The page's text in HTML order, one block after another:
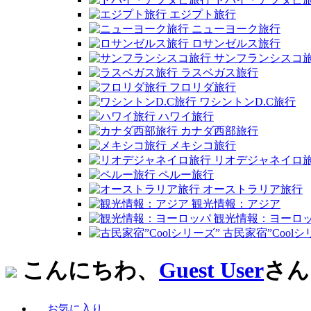
エジプト旅行
ニューヨーク旅行
ロサンゼルス旅行
サンフランシスコ
ラスベガス旅行
フロリダ旅行
ワシントンD.C旅行
ハワイ旅行
カナダ西部旅行
メキシコ旅行
リオデジャネイロ
ペルー旅行
オーストラリア旅行
観光情報：アジア
観光情報：ヨーロ
古民家宿”Coolシ
こんにちわ、 Guest Userさん
お気に入り